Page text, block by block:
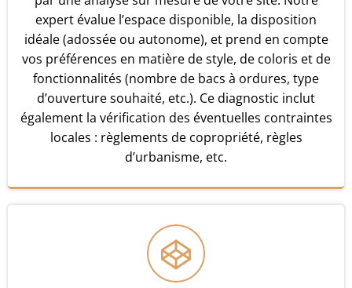
expert évalue l’espace disponible, la disposition
idéale (adossée ou autonome), et prend en compte
vos préférences en matière de style, de coloris et de
fonctionnalités (nombre de bacs à ordures, type
d’ouverture souhaité, etc.). Ce diagnostic inclut
également la vérification des éventuelles contraintes
locales : règlements de copropriété, règles
d’urbanisme, etc.